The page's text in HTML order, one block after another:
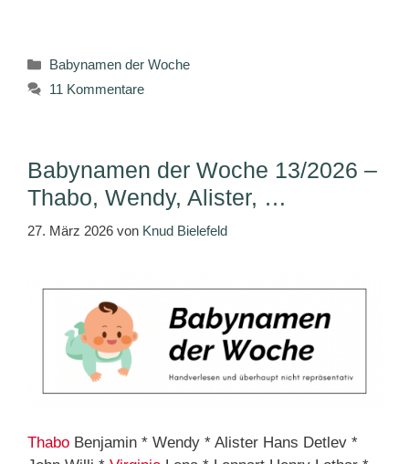
Kategorien
Babynamen der Woche
11 Kommentare
Babynamen der Woche 13/2026 –
Thabo, Wendy, Alister, …
27. März 2026 von Knud Bielefeld
Thabo Benjamin * Wendy * Alister Hans Detlev *